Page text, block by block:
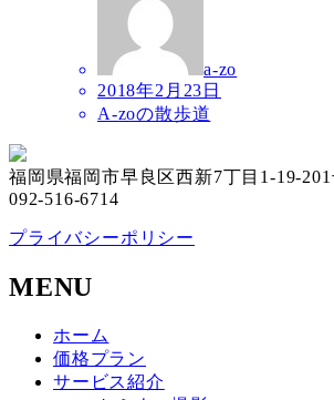
a-zo
2018年2月23日
A-zoの散歩道
福岡県福岡市早良区西新7丁目1-19-
092-516-6714
プライバシーポリシー
MENU
ホーム
価格プラン
サービス紹介